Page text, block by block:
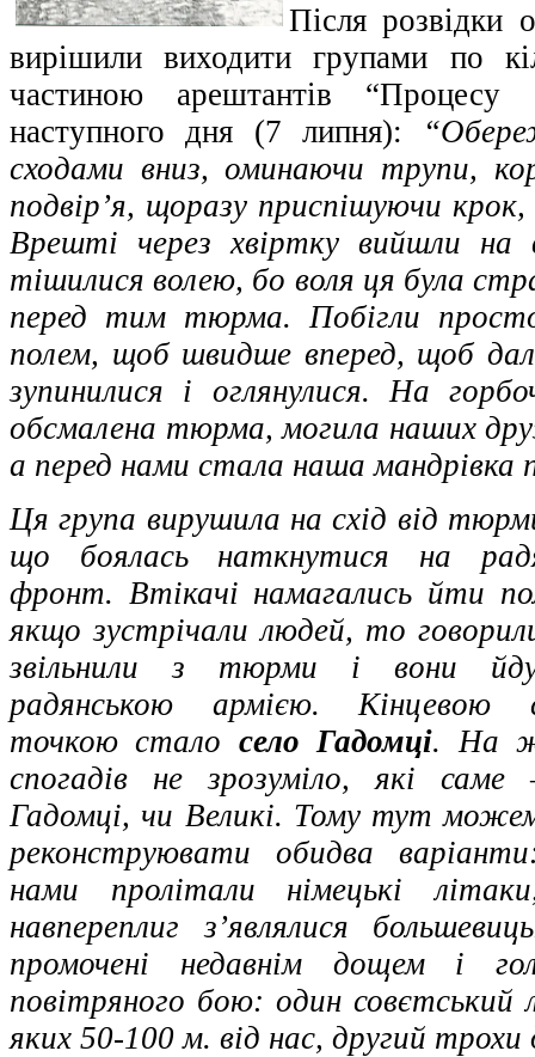
Після розвідки
вирішили виходити групами по
частиною арештантів
наступного дня (7 липня):
сходами вниз, оминаючи трупи,
подвір’я, щоразу приспішуючи
Врешті через хвіртку вийшли
тішилися волею, бо воля ця була
перед тим тюрма. Побігли
полем, щоб швидше вперед, щоб
зупинилися і оглянулися. На
обсмалена тюрма, могила наших
а перед нами стала наша мандрівка
Ця група вирушила на схід від
що боялась наткнутися на
фронт. Втікачі намагались йти
якщо зустрічали людей, то
звільнили з тюрми і вони
радянською армією. Кінцевою
точкою стало село Гадомці. На
спогадів не зрозуміло, які
Гадомці, чи Великі. Тому тут
реконструювати обидва
нами пролітали німецькі
навпереплиг з’являлися
промочені недавнім дощем і
повітряного бою: один совєтський
яких 50-100 м. від нас, другий